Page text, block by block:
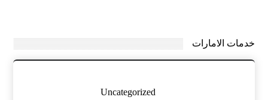
خدمات الامارات
Uncategorized